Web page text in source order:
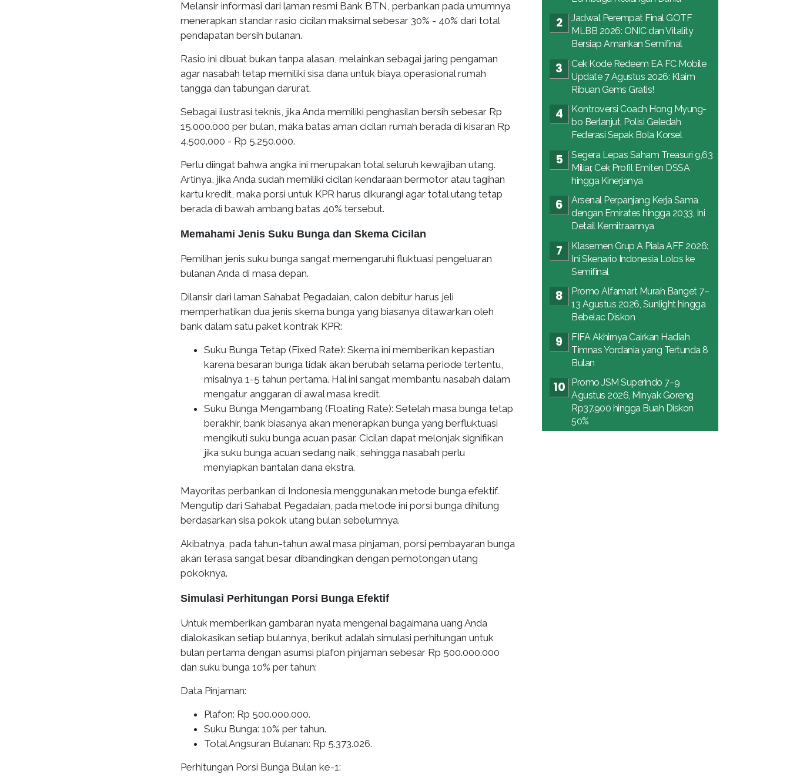
Melansir informasi dari laman resmi Bank BTN, perbankan pada umumnya
menerapkan standar rasio cicilan maksimal sebesar 30% - 40% dari total
pendapatan bersih bulanan.
Rasio ini dibuat bukan tanpa alasan, melainkan sebagai jaring pengaman
agar nasabah tetap memiliki sisa dana untuk biaya operasional rumah
tangga dan tabungan darurat.
Sebagai ilustrasi teknis, jika Anda memiliki penghasilan bersih sebesar Rp
15.000.000 per bulan, maka batas aman cicilan rumah berada di kisaran Rp
4.500.000 - Rp 5.250.000.
Perlu diingat bahwa angka ini merupakan total seluruh kewajiban utang.
Artinya, jika Anda sudah memiliki cicilan kendaraan bermotor atau tagihan
kartu kredit, maka porsi untuk KPR harus dikurangi agar total utang tetap
berada di bawah ambang batas 40% tersebut.
Memahami Jenis Suku Bunga dan Skema Cicilan
Pemilihan jenis suku bunga sangat memengaruhi fluktuasi pengeluaran
bulanan Anda di masa depan.
Dilansir dari laman Sahabat Pegadaian, calon debitur harus jeli
memperhatikan dua jenis skema bunga yang biasanya ditawarkan oleh
bank dalam satu paket kontrak KPR:
Suku Bunga Tetap (Fixed Rate): Skema ini memberikan kepastian
karena besaran bunga tidak akan berubah selama periode tertentu,
misalnya 1-5 tahun pertama. Hal ini sangat membantu nasabah dalam
mengatur anggaran di awal masa kredit.
Suku Bunga Mengambang (Floating Rate): Setelah masa bunga tetap
berakhir, bank biasanya akan menerapkan bunga yang berfluktuasi
mengikuti suku bunga acuan pasar. Cicilan dapat melonjak signifikan
jika suku bunga acuan sedang naik, sehingga nasabah perlu
menyiapkan bantalan dana ekstra.
Mayoritas perbankan di Indonesia menggunakan metode bunga efektif.
Mengutip dari Sahabat Pegadaian, pada metode ini porsi bunga dihitung
berdasarkan sisa pokok utang bulan sebelumnya.
Akibatnya, pada tahun-tahun awal masa pinjaman, porsi pembayaran bunga
akan terasa sangat besar dibandingkan dengan pemotongan utang
pokoknya.
Simulasi Perhitungan Porsi Bunga Efektif
Untuk memberikan gambaran nyata mengenai bagaimana uang Anda
dialokasikan setiap bulannya, berikut adalah simulasi perhitungan untuk
bulan pertama dengan asumsi plafon pinjaman sebesar Rp 500.000.000
dan suku bunga 10% per tahun:
Data Pinjaman:
Plafon: Rp 500.000.000.
Suku Bunga: 10% per tahun.
Total Angsuran Bulanan: Rp 5.373.026.
Perhitungan Porsi Bunga Bulan ke-1:
Jadwal Perempat Final GOTF
MLBB 2026: ONIC dan Vitality
Bersiap Amankan Semifinal
Cek Kode Redeem EA FC Mobile
Update 7 Agustus 2026: Klaim
Ribuan Gems Gratis!
Kontroversi Coach Hong Myung-
bo Berlanjut, Polisi Geledah
Federasi Sepak Bola Korsel
Segera Lepas Saham Treasuri 9,63
Miliar, Cek Profil Emiten DSSA
hingga Kinerjanya
Arsenal Perpanjang Kerja Sama
dengan Emirates hingga 2033, Ini
Detail Kemitraannya
Klasemen Grup A Piala AFF 2026:
Ini Skenario Indonesia Lolos ke
Semifinal
Promo Alfamart Murah Banget 7–
13 Agustus 2026, Sunlight hingga
Bebelac Diskon
FIFA Akhirnya Cairkan Hadiah
Timnas Yordania yang Tertunda 8
Bulan
Promo JSM Superindo 7–9
Agustus 2026, Minyak Goreng
Rp37.900 hingga Buah Diskon
50%